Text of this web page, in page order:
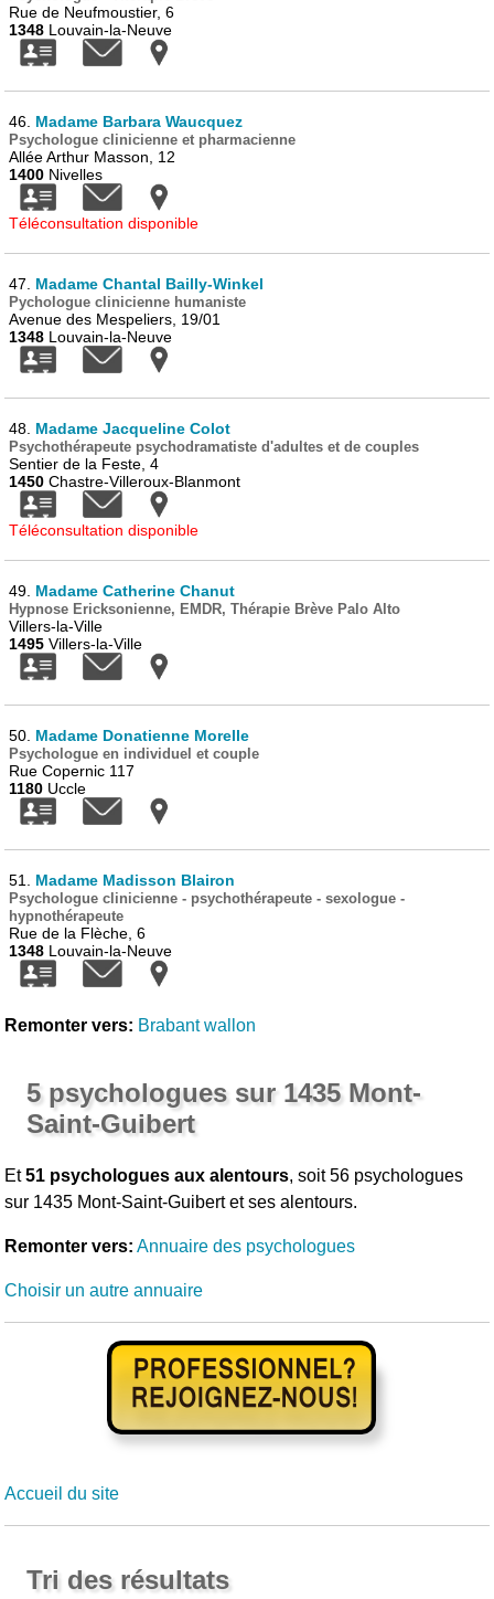
Rue de Neufmoustier, 6
1348 Louvain-la-Neuve
46. Madame Barbara Waucquez
Psychologue clinicienne et pharmacienne
Allée Arthur Masson, 12
1400 Nivelles
Téléconsultation disponible
47. Madame Chantal Bailly-Winkel
Pychologue clinicienne humaniste
Avenue des Mespeliers, 19/01
1348 Louvain-la-Neuve
48. Madame Jacqueline Colot
Psychothérapeute psychodramatiste d'adultes et de couples
Sentier de la Feste, 4
1450 Chastre-Villeroux-Blanmont
Téléconsultation disponible
49. Madame Catherine Chanut
Hypnose Ericksonienne, EMDR, Thérapie Brève Palo Alto
Villers-la-Ville
1495 Villers-la-Ville
50. Madame Donatienne Morelle
Psychologue en individuel et couple
Rue Copernic 117
1180 Uccle
51. Madame Madisson Blairon
Psychologue clinicienne - psychothérapeute - sexologue -
hypnothérapeute
Rue de la Flèche, 6
1348 Louvain-la-Neuve
Remonter vers: Brabant wallon
5 psychologues sur 1435 Mont-
Saint-Guibert
Et51 psychologues aux alentours, soit 56 psychologues
sur 1435 Mont-Saint-Guibert et ses alentours.
Remonter vers: Annuaire des psychologues
Choisir un autre annuaire
Accueil du site
Tri des résultats